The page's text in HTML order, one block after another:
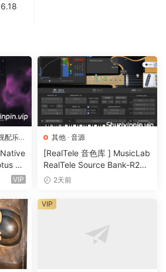
Expressive Note Shaping
air, and even the vibrato shape and
performance.
vibrato/non-vibrato, vibrato
control, foundational and
and dynamics ranging from whisper-
this instrument sets a new
staccato, flutter and triple tongue
it promises to elevate your music
VIBRATO/NON-VIBRATO.
LEGENDARY NEUMANN M50
配乐·
v1.
）VIP
其他 · 音源
[RealTele 音色库 ] MusicLab
RealTele Source Bank-R2R
[WiN]（3.13GB）
2天前
VIP